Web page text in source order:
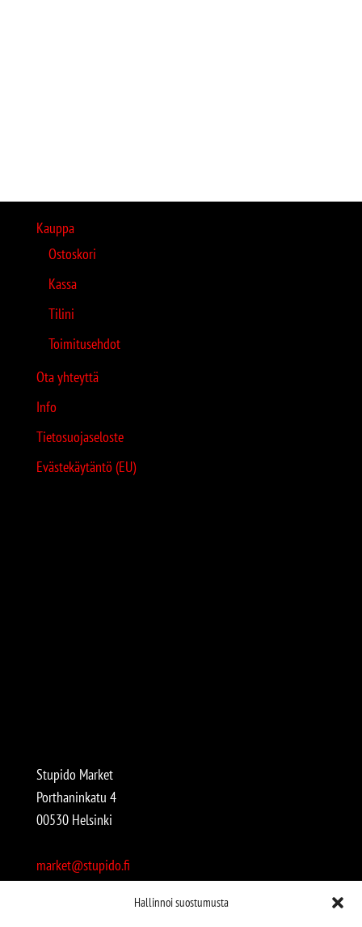
Hallinnoi suostumusta
Kauppa
Ostoskori
Kassa
Tilini
Toimitusehdot
Ota yhteyttä
Info
Tietosuojaseloste
Evästekäytäntö (EU)
Stupido Market
Porthaninkatu 4
00530 Helsinki
market@stupido.fi